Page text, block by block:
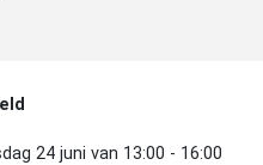
24 juni van 13:00 - 16:00